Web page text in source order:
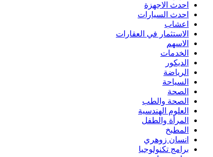
احدث الاجهزة
احدث السيارات
اعشاب
الاستثمار في العقارات
الاسهم
الخدمات
الديكور
الرياضة
السياحة
الصحة
الصحة والطب
العلوم الهندسية
المرأة والطفل
المطبخ
انسان زوهري
برامج تكنولوجيا